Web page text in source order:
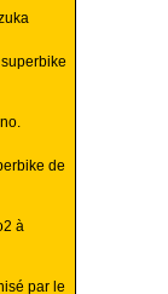
de
à
par le